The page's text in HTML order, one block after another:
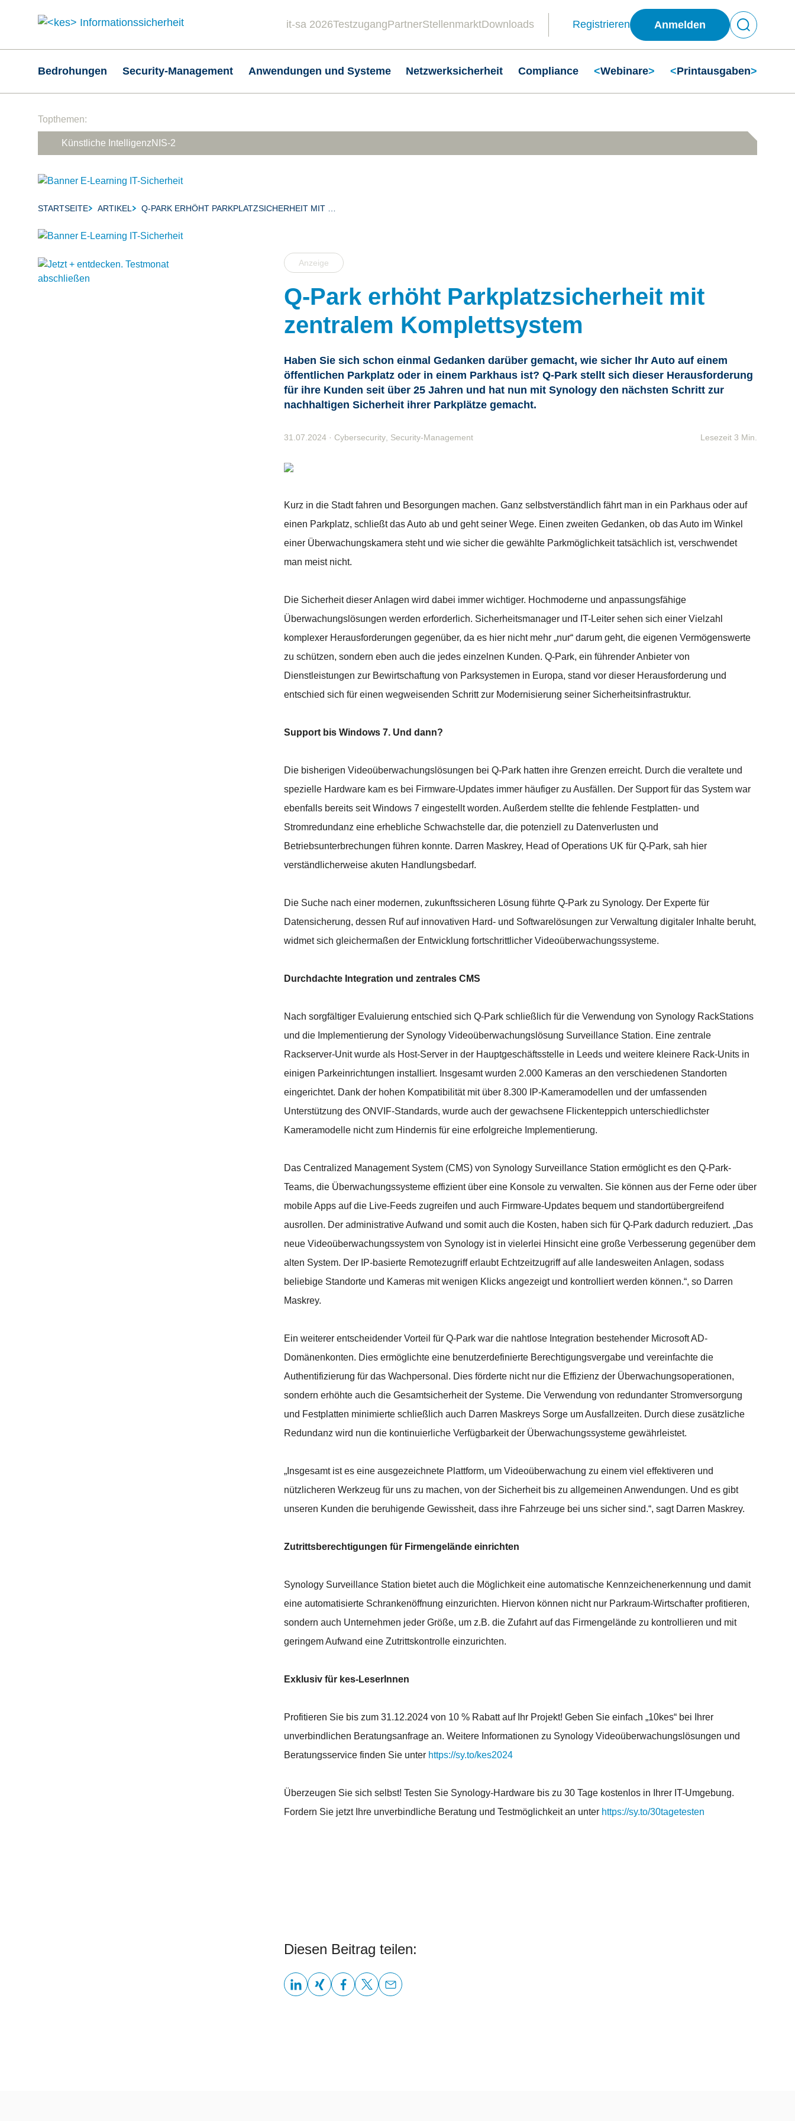
it-sa 2026TestzugangPartnerStellenmarktDownloads Registrieren Anmelden
Hauptnavigation
Bedrohungen Security-Management Anwendungen und Systeme Netzwerksicherheit Compliance <Webinare> <Printausgaben>
Topthemen:
Künstliche IntelligenzNIS-2
Breadcrumb-Navigation
STARTSEITE ARTIKEL Q-PARK ERHÖHT PARKPLATZSICHERHEIT MIT …
Anzeige
Q-Park erhöht Parkplatzsicherheit mit
zentralem Komplettsystem
Haben Sie sich schon einmal Gedanken darüber gemacht, wie sicher Ihr Auto auf einem
öffentlichen Parkplatz oder in einem Parkhaus ist? Q-Park stellt sich dieser Herausforderung
für ihre Kunden seit über 25 Jahren und hat nun mit Synology den nächsten Schritt zur
nachhaltigen Sicherheit ihrer Parkplätze gemacht.
31.07.2024 · Cybersecurity Security-Management Lesezeit 3 Min.
Kurz in die Stadt fahren und Besorgungen machen. Ganz selbstverständlich fährt man in ein Parkhaus oder auf
einen Parkplatz, schließt das Auto ab und geht seiner Wege. Einen zweiten Gedanken, ob das Auto im Winkel
einer Überwachungskamera steht und wie sicher die gewählte Parkmöglichkeit tatsächlich ist, verschwendet
man meist nicht.
Die Sicherheit dieser Anlagen wird dabei immer wichtiger. Hochmoderne und anpassungsfähige
Überwachungslösungen werden erforderlich. Sicherheitsmanager und IT-Leiter sehen sich einer Vielzahl
komplexer Herausforderungen gegenüber, da es hier nicht mehr „nur“ darum geht, die eigenen Vermögenswerte
zu schützen, sondern eben auch die jedes einzelnen Kunden. Q-Park, ein führender Anbieter von
Dienstleistungen zur Bewirtschaftung von Parksystemen in Europa, stand vor dieser Herausforderung und
entschied sich für einen wegweisenden Schritt zur Modernisierung seiner Sicherheitsinfrastruktur.
Support bis Windows 7. Und dann?
Die bisherigen Videoüberwachungslösungen bei Q-Park hatten ihre Grenzen erreicht. Durch die veraltete und
spezielle Hardware kam es bei Firmware-Updates immer häufiger zu Ausfällen. Der Support für das System war
ebenfalls bereits seit Windows 7 eingestellt worden. Außerdem stellte die fehlende Festplatten- und
Stromredundanz eine erhebliche Schwachstelle dar, die potenziell zu Datenverlusten und
Betriebsunterbrechungen führen konnte. Darren Maskrey, Head of Operations UK für Q-Park, sah hier
verständlicherweise akuten Handlungsbedarf.
Die Suche nach einer modernen, zukunftssicheren Lösung führte Q-Park zu Synology. Der Experte für
Datensicherung, dessen Ruf auf innovativen Hard- und Softwarelösungen zur Verwaltung digitaler Inhalte beruht,
widmet sich gleichermaßen der Entwicklung fortschrittlicher Videoüberwachungssysteme.
Durchdachte Integration und zentrales CMS
Nach sorgfältiger Evaluierung entschied sich Q-Park schließlich für die Verwendung von Synology RackStations
und die Implementierung der Synology Videoüberwachungslösung Surveillance Station. Eine zentrale
Rackserver-Unit wurde als Host-Server in der Hauptgeschäftsstelle in Leeds und weitere kleinere Rack-Units in
einigen Parkeinrichtungen installiert. Insgesamt wurden 2.000 Kameras an den verschiedenen Standorten
eingerichtet. Dank der hohen Kompatibilität mit über 8.300 IP-Kameramodellen und der umfassenden
Unterstützung des ONVIF-Standards, wurde auch der gewachsene Flickenteppich unterschiedlichster
Kameramodelle nicht zum Hindernis für eine erfolgreiche Implementierung.
Das Centralized Management System (CMS) von Synology Surveillance Station ermöglicht es den Q-Park-
Teams, die Überwachungssysteme effizient über eine Konsole zu verwalten. Sie können aus der Ferne oder über
mobile Apps auf die Live-Feeds zugreifen und auch Firmware-Updates bequem und standortübergreifend
ausrollen. Der administrative Aufwand und somit auch die Kosten, haben sich für Q-Park dadurch reduziert. „Das
neue Videoüberwachungssystem von Synology ist in vielerlei Hinsicht eine große Verbesserung gegenüber dem
alten System. Der IP-basierte Remotezugriff erlaubt Echtzeitzugriff auf alle landesweiten Anlagen, sodass
beliebige Standorte und Kameras mit wenigen Klicks angezeigt und kontrolliert werden können.“, so Darren
Maskrey.
Ein weiterer entscheidender Vorteil für Q-Park war die nahtlose Integration bestehender Microsoft AD-
Domänenkonten. Dies ermöglichte eine benutzerdefinierte Berechtigungsvergabe und vereinfachte die
Authentifizierung für das Wachpersonal. Dies förderte nicht nur die Effizienz der Überwachungsoperationen,
sondern erhöhte auch die Gesamtsicherheit der Systeme. Die Verwendung von redundanter Stromversorgung
und Festplatten minimierte schließlich auch Darren Maskreys Sorge um Ausfallzeiten. Durch diese zusätzliche
Redundanz wird nun die kontinuierliche Verfügbarkeit der Überwachungssysteme gewährleistet.
„Insgesamt ist es eine ausgezeichnete Plattform, um Videoüberwachung zu einem viel effektiveren und
nützlicheren Werkzeug für uns zu machen, von der Sicherheit bis zu allgemeinen Anwendungen. Und es gibt
unseren Kunden die beruhigende Gewissheit, dass ihre Fahrzeuge bei uns sicher sind.“, sagt Darren Maskrey.
Zutrittsberechtigungen für Firmengelände einrichten
Synology Surveillance Station bietet auch die Möglichkeit eine automatische Kennzeichenerkennung und damit
eine automatisierte Schrankenöffnung einzurichten. Hiervon können nicht nur Parkraum-Wirtschafter profitieren,
sondern auch Unternehmen jeder Größe, um z.B. die Zufahrt auf das Firmengelände zu kontrollieren und mit
geringem Aufwand eine Zutrittskontrolle einzurichten.
Exklusiv für kes-LeserInnen
Profitieren Sie bis zum 31.12.2024 von 10 % Rabatt auf Ihr Projekt! Geben Sie einfach „10kes“ bei Ihrer
unverbindlichen Beratungsanfrage an. Weitere Informationen zu Synology Videoüberwachungslösungen und
Beratungsservice finden Sie unter https://sy.to/kes2024
Überzeugen Sie sich selbst! Testen Sie Synology-Hardware bis zu 30 Tage kostenlos in Ihrer IT-Umgebung.
Fordern Sie jetzt Ihre unverbindliche Beratung und Testmöglichkeit an unter https://sy.to/30tagetesten
Diesen Beitrag teilen: